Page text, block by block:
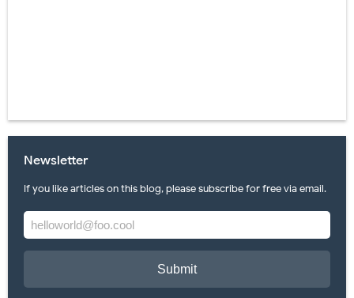
Newsletter
If you like articles on this blog, please subscribe for free via email.